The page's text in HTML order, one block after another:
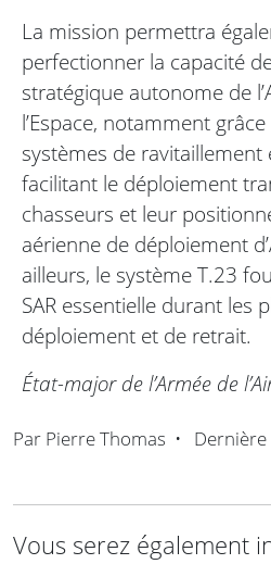
La mission permettra
perfectionner la capacité
stratégique autonome de
l’Espace, notamment
systèmes de ravitaillement
facilitant le déploiement
chasseurs et leur
aérienne de déploiement
ailleurs, le système T.23
SAR essentielle durant les
déploiement et de retrait.
État-major de l’Armée de
Par Pierre Thomas •
Vous serez également